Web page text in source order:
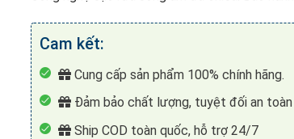
Cam kết:
Cung cấp sản phẩm 100% chính hãng.
Đảm bảo chất lượng, tuyệt đối an toàn
Ship COD toàn quốc, hỗ trợ 24/7